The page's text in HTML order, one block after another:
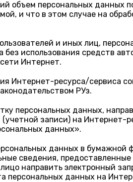
объем персональных данных
и что в этом случае на
и иных лиц,
использования средств
Интернет.
Интернет-ресурса/сервиса
РУз.
персональных данных,
записи) на Интернет-
данных».
данных в
сведения,
направить электронный
персональных данных на